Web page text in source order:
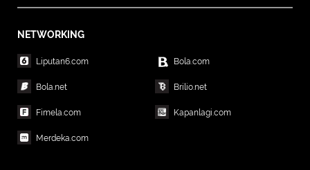
NETWORKING
Liputan6.com Bola.com
Bola.net Brilio.net
Fimela.com Kapanlagi.com
Merdeka.com